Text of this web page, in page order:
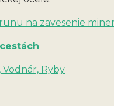
na zavesenie
Ryby